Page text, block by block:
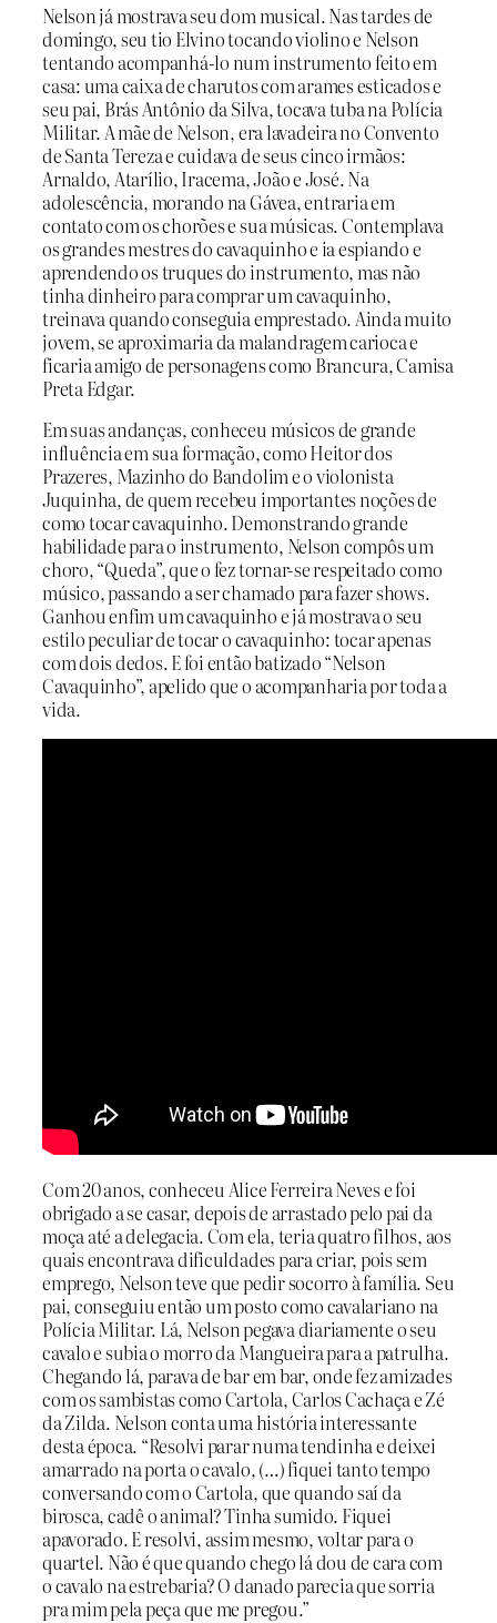
Nelson já mostrava seu dom musical. Nas tardes de
domingo, seu tio Elvino tocando violino e Nelson
tentando acompanhá-lo num instrumento feito em
casa: uma caixa de charutos com arames esticados e
seu pai, Brás Antônio da Silva, tocava tuba na Polícia
Militar. A mãe de Nelson, era lavadeira no Convento
de Santa Tereza e cuidava de seus cinco irmãos:
Arnaldo, Atarílio, Iracema, João e José. Na
adolescência, morando na Gávea, entraria em
contato com os chorões e sua músicas. Contemplava
os grandes mestres do cavaquinho e ia espiando e
aprendendo os truques do instrumento, mas não
tinha dinheiro para comprar um cavaquinho,
treinava quando conseguia emprestado. Ainda muito
jovem, se aproximaria da malandragem carioca e
ficaria amigo de personagens como Brancura, Camisa
Preta Edgar.
Em suas andanças, conheceu músicos de grande
influência em sua formação, como Heitor dos
Prazeres, Mazinho do Bandolim e o violonista
Juquinha, de quem recebeu importantes noções de
como tocar cavaquinho. Demonstrando grande
habilidade para o instrumento, Nelson compôs um
choro, “Queda”, que o fez tornar-se respeitado como
músico, passando a ser chamado para fazer shows.
Ganhou enfim um cavaquinho e já mostrava o seu
estilo peculiar de tocar o cavaquinho: tocar apenas
com dois dedos. E foi então batizado “Nelson
Cavaquinho”, apelido que o acompanharia por toda a
vida.
Com 20 anos, conheceu Alice Ferreira Neves e foi
obrigado a se casar, depois de arrastado pelo pai da
moça até a delegacia. Com ela, teria quatro filhos, aos
quais encontrava dificuldades para criar, pois sem
emprego, Nelson teve que pedir socorro à família. Seu
pai, conseguiu então um posto como cavalariano na
Polícia Militar. Lá, Nelson pegava diariamente o seu
cavalo e subia o morro da Mangueira para a patrulha.
Chegando lá, parava de bar em bar, onde fez amizades
com os sambistas como Cartola, Carlos Cachaça e Zé
da Zilda. Nelson conta uma história interessante
desta época. “Resolvi parar numa tendinha e deixei
amarrado na porta o cavalo, (…) fiquei tanto tempo
conversando com o Cartola, que quando saí da
birosca, cadê o animal? Tinha sumido. Fiquei
apavorado. E resolvi, assim mesmo, voltar para o
quartel. Não é que quando chego lá dou de cara com
o cavalo na estrebaria? O danado parecia que sorria
pra mim pela peça que me pregou.”